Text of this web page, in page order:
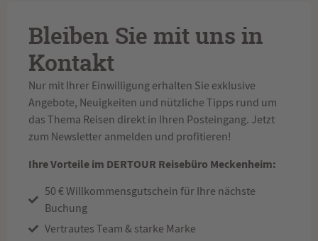
Bleiben Sie mit uns in
Kontakt
Nur mit Ihrer Einwilligung erhalten Sie exklusive
Angebote, Neuigkeiten und nützliche Tipps rund um
das Thema Reisen direkt in Ihren Posteingang. Jetzt
zum Newsletter anmelden und profitieren!
Ihre Vorteile im DERTOUR Reisebüro Meckenheim:
50 € Willkommensgutschein für Ihre nächste
Buchung
Vertrautes Team & starke Marke